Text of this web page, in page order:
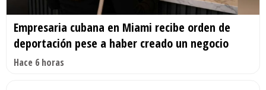
Empresaria cubana en Miami recibe orden de
deportación pese a haber creado un negocio
Hace 6 horas